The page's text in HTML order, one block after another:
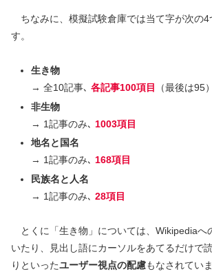
ちなみに、模擬試験倉庫では当て字が次の4
す。
生き物
→ 全10記事､ 各記事100項目
（最後は95）
非生物
→ 1記事のみ､ 1003項目
地名と国名
→ 1記事のみ､ 168項目
民族名と人名
→ 1記事のみ､ 28項目
とくに「生き物」については、Wikipediaへ
いたり、見出し語にカーソルをあてるだけで
りといったユーザー視点の配慮もなされていま